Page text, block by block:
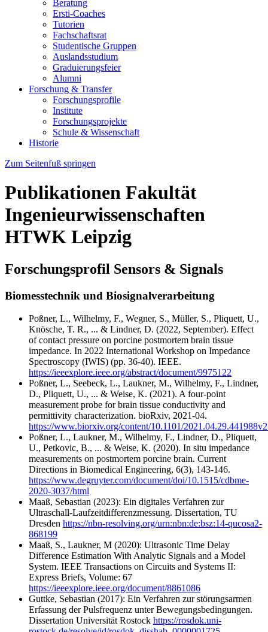
Beratung
Ersti-Coaches
Tutorien
Fachschaftsrat
Studentische Gruppen
Auslandsstudium
Graduierungsfeier
Alumni
Forschung & Transfer
Forschungsprofile
Institute
Forschungsprojekte
Schule & Wissenschaft
Historie
Zum Seitenfuß springen
Publikationen Fakultät
Ingenieurwissenschaften
HTWK Leipzig
Forschungsprofil Sensors & Signals
Biomesstechnik und Biosignalverarbeitung
Poßner, L., Wilhelmy, F., Wegner, S., Müller, S., Pliquett, U.,
Knösche, T. R., ... & Lindner, D. (2022, September). Effect
of contact pressure on porcine postmortem brain tissue
impedance. In 2022 International Workshop on Impedance
Spectroscopy (IWIS) (pp. 36-40). IEEE.
https://ieeexplore.ieee.org/abstract/document/9975122
Poßner, L., Seebeck, L., Laukner, M., Wilhelmy, F., Lindner,
D., Pliquett, U., ... & Weise, K. (2021). A four-point
measurement probe for brain tissue conductivity and
permittivity characterization. bioRxiv, 2021-04.
https://www.biorxiv.org/content/10.1101/
Poßner, L., Laukner, M., Wilhelmy, F., Lindner, D., Pliquett,
U., Petkovic, B., ... & Weise, K. (2020). In situ impedance
measurements on postmortem porcine brain. Current
Directions in Biomedical Engineering, 6(3), 143-146.
https://www.degruyter.com/document/doi/10.1515/cdbme-
2020-3037/html
Maaß, Sebastian (2023): Ein digitales Verfahren zur
Ultraschall-Laufzeitdifferenzmessung. Dissertation, TU
Dresden https://nbn-resolving.org/urn:nbn:de:bsz:14-qucosa2-
868199
Maaß, S., Laukner, M (2020): Ultrasonic Time Delay
Difference Estimation With Analytic Signals and a Model
System. IEEE Transactions on Circuits and Systems II:
Express Briefs, Volume: 67
https://ieeexplore.ieee.org/document/8861086
Guttke, Sebastian (2017): Ein Verfahren zur störungsarmen
Erfassung der Pulsfrequenz unter Bewegungsbedingungen.
Dissertation Universität Rostock https://rosdok.uni-